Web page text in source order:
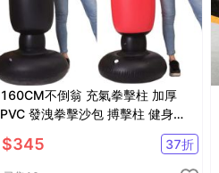
160CM不倒翁 充氣拳擊柱 加厚
PVC 發洩拳擊沙包 搏擊柱 健身拳
$345 37折